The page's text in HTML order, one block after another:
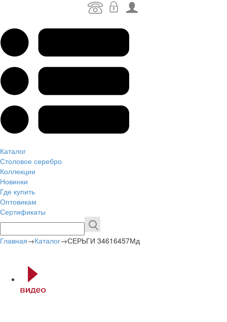
Каталог
Столовое серебро
Коллекции
Новинки
Где купить
Оптовикам
Сертификаты
Главная→Каталог→СЕРЬГИ 34616457Мд